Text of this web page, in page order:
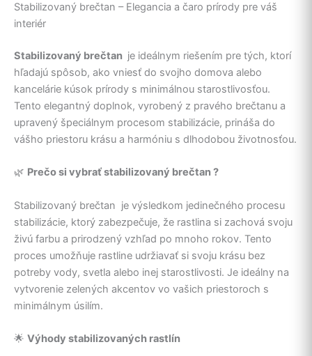
Stabilizovaný brečtan – Elegancia a čaro prírody pre váš
interiér
Stabilizovaný brečtan je ideálnym riešením pre tých, ktorí
hľadajú spôsob, ako vniesť do svojho domova alebo
kancelárie kúsok prírody s minimálnou starostlivosťou.
Tento elegantný doplnok, vyrobený z pravého brečtanu a
upravený špeciálnym procesom stabilizácie, prináša do
vášho priestoru krásu a harmóniu s dlhodobou životnosťou.
🌿 Prečo si vybrať stabilizovaný brečtan ?
Stabilizovaný brečtan je výsledkom jedinečného procesu
stabilizácie, ktorý zabezpečuje, že rastlina si zachová svoju
živú farbu a prirodzený vzhľad po mnoho rokov. Tento
proces umožňuje rastline udržiavať si svoju krásu bez
potreby vody, svetla alebo inej starostlivosti. Je ideálny na
vytvorenie zelených akcentov vo vašich priestoroch s
minimálnym úsilím.
🌟 Výhody stabilizovaných rastlín